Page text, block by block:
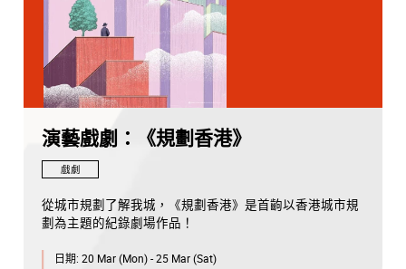
演藝戲劇：《規劃香港》
戲劇
從城市規劃了解我城，《規劃香港》是首齣以香港城市規
劃為主題的紀錄劇場作品！
日期: 20 Mar (Mon) - 25 Mar (Sat)